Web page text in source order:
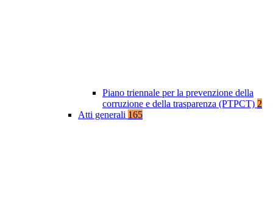
Piano triennale per la prevenzione della
corruzione e della trasparenza (PTPCT) 2
Atti generali 165